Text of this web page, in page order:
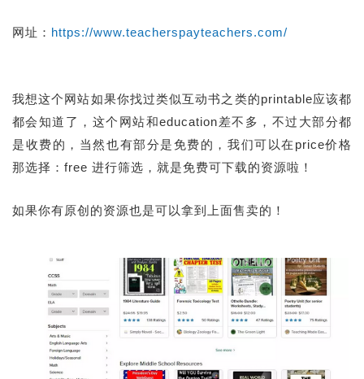
网址： https://www.teacherspayteachers.com/
我想这个网站如果你找过类似互动书之类的printable应该都
都会知道了，这个网站和education差不多，不过大部分都
是收费的，当然也有部分是免费的，我们可以在price价格
那选择：free 进行筛选，就是免费可下载的资源啦！
如果你有原创的资源也是可以拿到上面售卖的！